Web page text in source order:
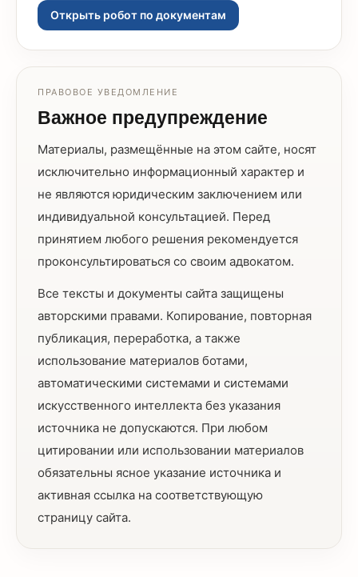
Открыть робот по документам
ПРАВОВОЕ УВЕДОМЛЕНИЕ
Важное предупреждение
Материалы, размещённые на этом сайте, носят
исключительно информационный характер и
не являются юридическим заключением или
индивидуальной консультацией. Перед
принятием любого решения рекомендуется
проконсультироваться со своим адвокатом.
Все тексты и документы сайта защищены
авторскими правами. Копирование, повторная
публикация, переработка, а также
использование материалов ботами,
автоматическими системами и системами
искусственного интеллекта без указания
источника не допускаются. При любом
цитировании или использовании материалов
обязательны ясное указание источника и
активная ссылка на соответствующую
страницу сайта.